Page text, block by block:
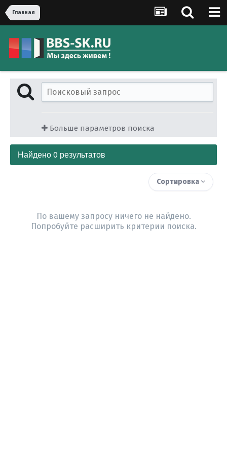
Главная
Больше параметров поиска
Найдено 0 результатов
Сортировка
По вашему запросу ничего не найдено.
Попробуйте расширить критерии поиска.